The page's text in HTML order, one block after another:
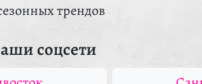
трендов
соцсети